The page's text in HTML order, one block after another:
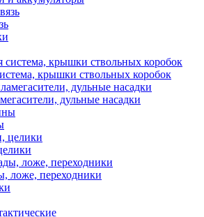
крышки ствольных коробок
дульные насадки
ложе, переходники